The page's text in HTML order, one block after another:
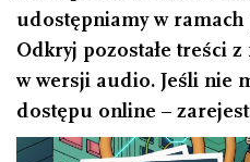
udostępniamy w ramach
Odkryj pozostałe treści
w wersji audio. Jeśli nie
dostępu online –